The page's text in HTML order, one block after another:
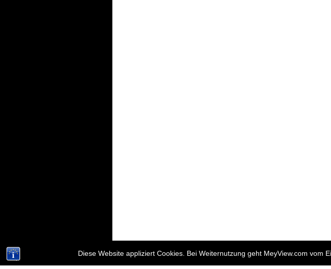
Diese Website appliziert Cookies. Bei Weiternutzung geht MeyView.com vom